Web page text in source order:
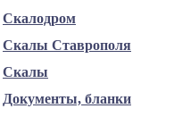
Скалодром
Скалы Ставрополя
Скалы
Документы, бланки